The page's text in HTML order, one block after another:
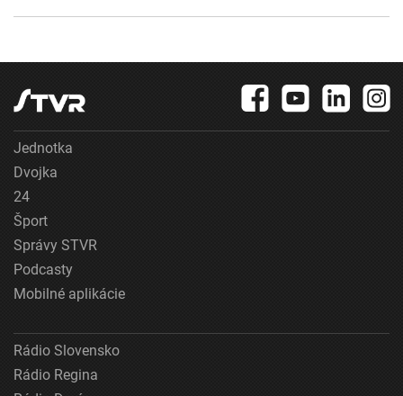
Jednotka
Dvojka
24
Šport
Správy STVR
Podcasty
Mobilné aplikácie
Rádio Slovensko
Rádio Regina